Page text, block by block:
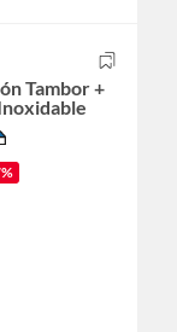
Tambor +